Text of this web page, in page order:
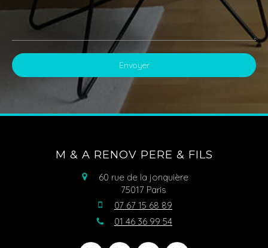
Envoyer
M & A RENOV PERE & FILS
60 rue de la jonquière
75017 Paris
07 67 15 68 89
01 46 36 99 54